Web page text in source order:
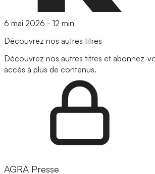
6 mai 2026 - 12 min
Découvrez nos autres titres
Découvrez nos autres titres et abonnez-
accès à plus de contenus.
AGRA Presse